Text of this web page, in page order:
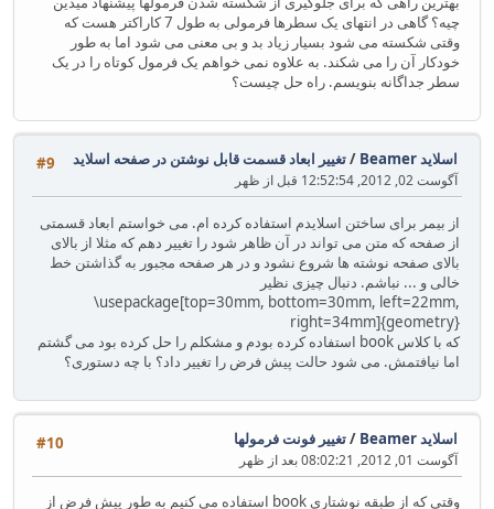
چیه؟ گاهی در انتهای یک سطرها فرمولی به طول 7 کاراکتر هست که
وقتی شکسته می شود بسیار زیاد بد و بی معنی می شود اما به طور
خودکار آن را می شکند. به علاوه نمی خواهم یک فرمول کوتاه را در یک
سطر جداگانه بنویسم. راه حل چیست؟
#9 اسلاید Beamer /تغییر ابعاد قسمت قابل نوشتن در صفحه اسلاید
آگوست 02, 2012, 12:52:54 قبل از ظهر
از بیمر برای ساختن اسلایدم استفاده کرده ام. می خواستم ابعاد قسمتی
از صفحه که متن می تواند در آن ظاهر شود را تغییر دهم که مثلا از بالای
بالای صفحه نوشته ها شروع نشود و در هر صفحه مجبور به گذاشتن خط
خالی و ... نباشم. دنبال چیزی نظیر
‎\usepackage[top=30mm‎, ‎bottom=30mm‎, ‎left=22mm‎,
‎right=34mm]{geometry}
که با کلاس book استفاده کرده بودم و مشکلم را حل کرده بود می گشتم
اما نیافتمش. می شود حالت پیش فرض را تغییر داد؟ با چه دستوری؟
#10 اسلاید Beamer /تغییر فونت فرمولها
آگوست 01, 2012, 08:02:21 بعد از ظهر
وقتی که از طبقه نوشتاری book استفاده می کنیم به طور پیش فرض از